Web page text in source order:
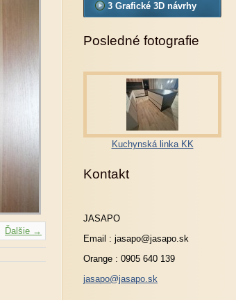
Ďalšie →
3 Grafické 3D návrhy
Posledné fotografie
Kuchynská linka KK
Kontakt
JASAPO
Email : jasapo@jasapo.sk
Orange : 0905 640 139
jasapo@jasapo.sk